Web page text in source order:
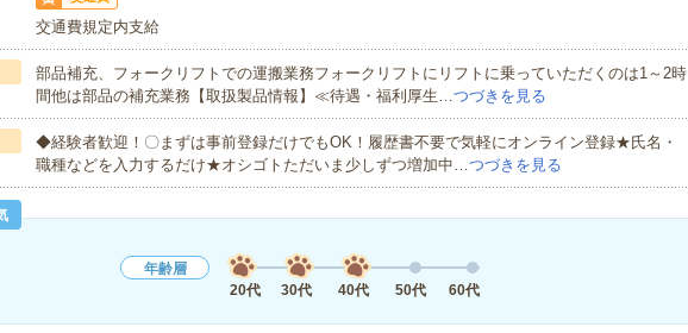
交通費規定内支給
部品補充、フォークリフトでの運搬業務フォークリフトにリフトに乗っていただくのは1～2時
間他は部品の補充業務【取扱製品情報】≪待遇・福利厚生…つづきを見る
◆経験者歓迎！〇まずは事前登録だけでもOK！履歴書不要で気軽にオンライン登録★氏名・
職種などを入力するだけ★オシゴトただいま少しずつ増加中…つづきを見る
年齢層
20代
30代 40代 50代 60代